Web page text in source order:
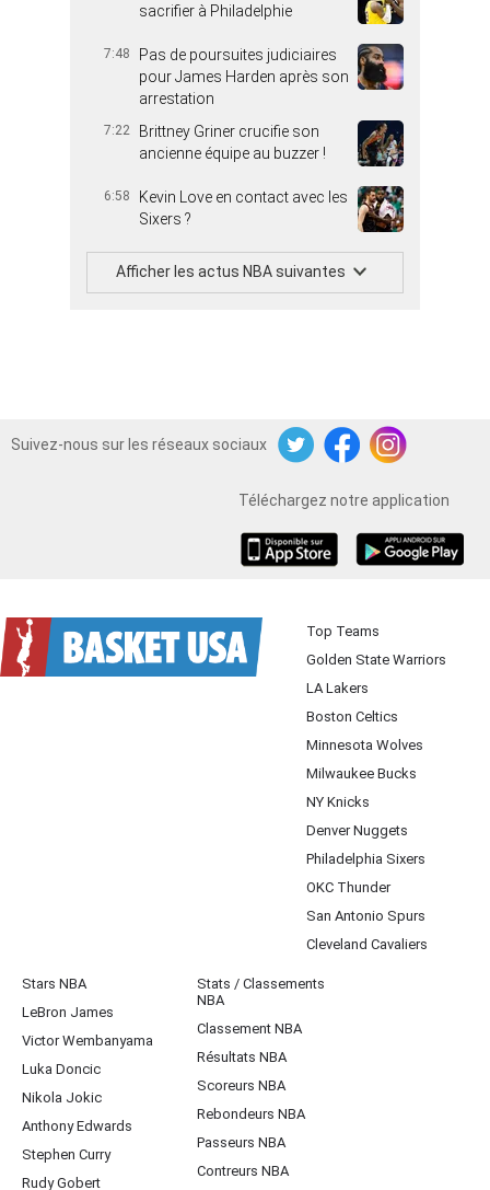
sacrifier à Philadelphie
7:48
Pas de poursuites judiciaires
pour James Harden après son
arrestation
7:22
Brittney Griner crucifie son
ancienne équipe au buzzer !
6:58
Kevin Love en contact avec les
Sixers ?
Afficher les actus NBA suivantes
Suivez-nous sur les réseaux sociaux
TwitterFacebookInstagram
Téléchargez notre application
Top Teams
Golden State Warriors
LA Lakers
Boston Celtics
Minnesota Wolves
Milwaukee Bucks
NY Knicks
Denver Nuggets
Philadelphia Sixers
OKC Thunder
San Antonio Spurs
Cleveland Cavaliers
Stars NBA
LeBron James
Victor Wembanyama
Luka Doncic
Nikola Jokic
Anthony Edwards
Stephen Curry
Rudy Gobert
Stats / Classements
NBA
Classement NBA
Résultats NBA
Scoreurs NBA
Rebondeurs NBA
Passeurs NBA
Contreurs NBA